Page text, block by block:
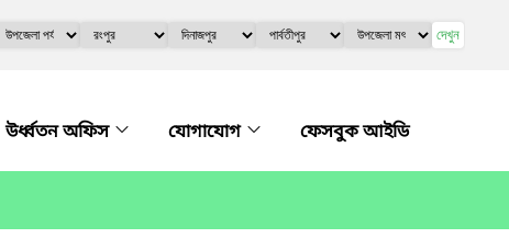
দেখুন
উর্ধ্বতন অফিস যোগাযোগ ফেসবুক আইডি